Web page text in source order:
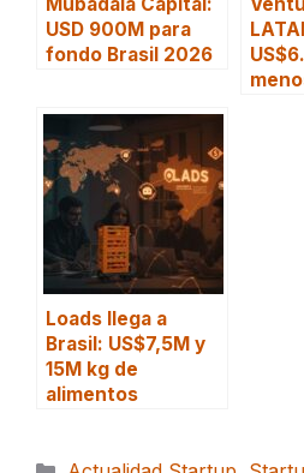
USD 900M para
fondo Brasil 2026
Loads llega a
Brasil: US$7,5M y
15M kg de
alimentos
Categorías